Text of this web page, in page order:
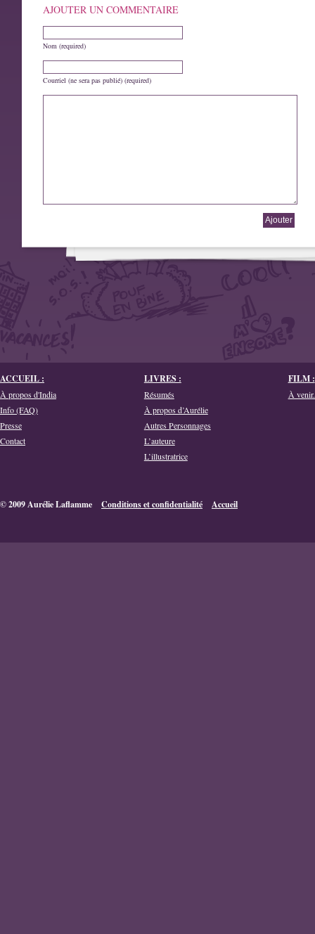
AJOUTER UN COMMENTAIRE
Nom (required)
Courriel (ne sera pas publié) (required)
ACCUEIL :
À propos d'India
Info (FAQ)
Presse
Contact
LIVRES :
Résumés
À propos d’Aurélie
Autres Personnages
L’auteure
L’illustratrice
FILM :
À
© 2009 Aurélie Laflamme Conditions et confidentialité Accueil